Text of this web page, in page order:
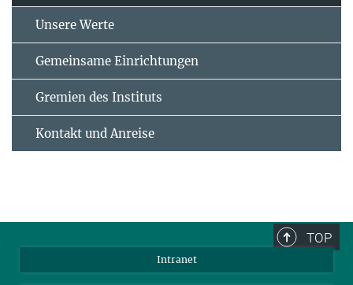
Unsere Werte
Gemeinsame Einrichtungen
Gremien des Instituts
Kontakt und Anreise
TOP
Intranet